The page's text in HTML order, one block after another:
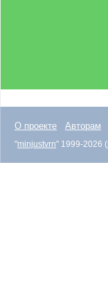
О проекте Авторам
"minjustvrn" 1999-2026 (